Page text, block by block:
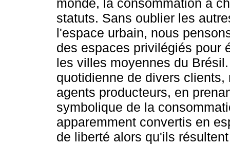
monde, la consommation a
statuts. Sans oublier les
l'espace urbain, nous
des espaces privilégiés pour
les villes moyennes du
quotidienne de divers
agents producteurs, en
symbolique de la
apparemment convertis en
de liberté alors qu'ils